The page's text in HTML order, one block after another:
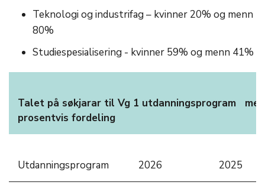
Teknologi og industrifag – kvinner 20% og menn
80%
Studiespesialisering - kvinner 59% og menn 41%
Talet på søkjarar til Vg 1 utdanningsprogram med
prosentvis fordeling
Utdanningsprogram 2026 2025